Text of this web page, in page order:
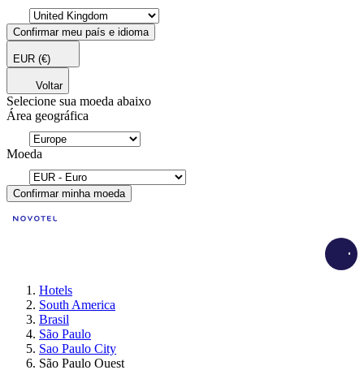
Confirmar meu país e idioma
EUR (€)
Voltar
Selecione sua moeda abaixo
Área geográfica
Moeda
Confirmar minha moeda
Hotels
South America
Brasil
São Paulo
Sao Paulo City
São Paulo Ouest